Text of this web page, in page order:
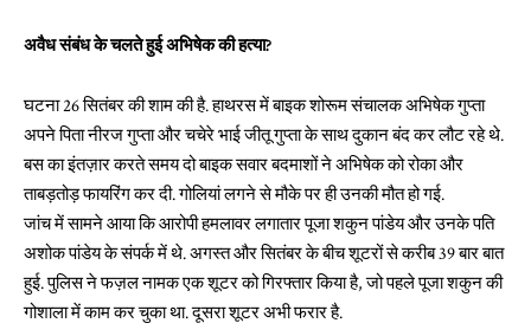
अवैध संबंध के चलते हुई अभिषेक की हत्या?
घटना 26 सितंबर की शाम की है. हाथरस में बाइक शोरूम संचालक अभिषेक गुप्ता
अपने पिता नीरज गुप्ता और चचेरे भाई जीतू गुप्ता के साथ दुकान बंद कर लौट रहे थे.
बस का इंतज़ार करते समय दो बाइक सवार बदमाशों ने अभिषेक को रोका और
ताबड़तोड़ फायरिंग कर दी. गोलियां लगने से मौके पर ही उनकी मौत हो गई.
जांच में सामने आया कि आरोपी हमलावर लगातार पूजा शकुन पांडेय और उनके पति
अशोक पांडेय के संपर्क में थे. अगस्त और सितंबर के बीच शूटरों से करीब 39 बार बात
हुई. पुलिस ने फज़ल नामक एक शूटर को गिरफ्तार किया है, जो पहले पूजा शकुन की
गोशाला में काम कर चुका था. दूसरा शूटर अभी फरार है.